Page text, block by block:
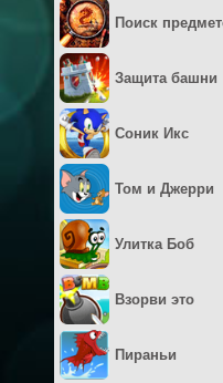
Поиск
Защита башни
Соник Икс
Том и Джерри
Улитка Боб
Взорви это
Пираньи